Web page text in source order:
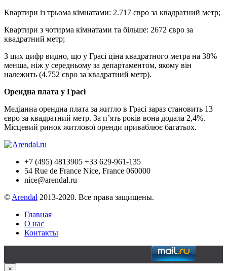
Квартири із трьома кімнатами: 2.717 євро за квадратний метр;
Квартири з чотирма кімнатами та більше: 2672 євро за
квадратний метр;
З цих цифр видно, що у Грасі ціна квадратного метра на 38%
менша, ніж у середньому за департаментом, якому він
належить (4.752 євро за квадратний метр).
Орендна плата у Грасі
Медіанна орендна плата за житло в Грасі зараз становить 13
євро за квадратний метр. За п’ять років вона додала 2,4%.
Місцевий ринок житлової оренди приваблює багатьох.
+7 (495) 4813905 +33 629-961-135
54 Rue de France Nice, France 060000
nice@arendal.ru
© Arendal 2013-2020. Все права защищены.
Главная
О нас
Контакты
×